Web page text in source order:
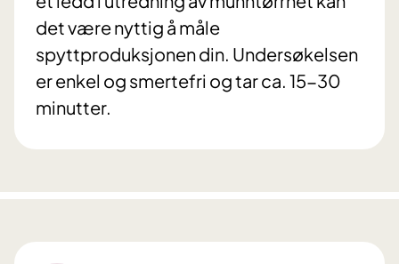
det være nyttig å måle
spyttproduksjonen din. Undersøkelsen
er enkel og smertefri og tar ca. 15-30
minutter.